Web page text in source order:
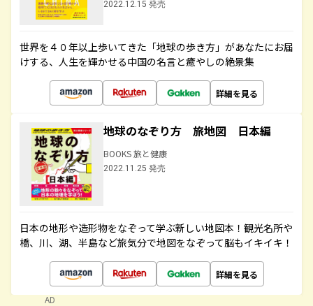
2022.12.15 発売
世界を４０年以上歩いてきた「地球の歩き方」があなたにお届
けする、人生を輝かせる中国の名言と癒やしの絶景集
詳細を見る
地球のなぞり方 旅地図 日本編
BOOKS 旅と健康
2022.11.25 発売
日本の地形や造形物をなぞって学ぶ新しい地図本！観光名所や
橋、川、湖、半島など旅気分で地図をなぞって脳もイキイキ！
詳細を見る
AD